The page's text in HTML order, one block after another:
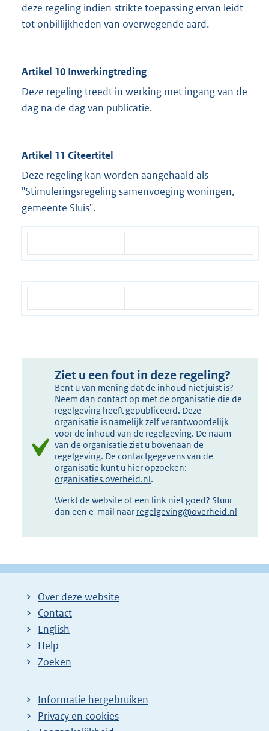
deze regeling indien strikte toepassing ervan leidt
tot onbillijkheden van overwegende aard.
Artikel 10 Inwerkingtreding
Deze regeling treedt in werking met ingang van de
dag na de dag van publicatie.
Artikel 11 Citeertitel
Deze regeling kan worden aangehaald als
"Stimuleringsregeling samenvoeging woningen,
gemeente Sluis".
Ziet u een fout in deze regeling?
Bent u van mening dat de inhoud niet juist is?
Neem dan contact op met de organisatie die de
regelgeving heeft gepubliceerd. Deze
organisatie is namelijk zelf verantwoordelijk
voor de inhoud van de regelgeving. De naam
van de organisatie ziet u bovenaan de
regelgeving. De contactgegevens van de
organisatie kunt u hier opzoeken:
organisaties.overheid.nl.
Werkt de website of een link niet goed? Stuur
dan een e-mail naar regelgeving@overheid.nl
Over deze website
Contact
English
Help
Zoeken
Informatie hergebruiken
Privacy en cookies